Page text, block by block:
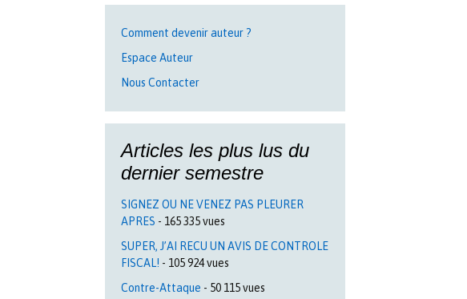
Comment devenir auteur ?
Espace Auteur
Nous Contacter
Articles les plus lus du
dernier semestre
SIGNEZ OU NE VENEZ PAS PLEURER
APRES - 165 335 vues
SUPER, J’AI RECU UN AVIS DE CONTROLE
FISCAL! - 105 924 vues
Contre-Attaque - 50 115 vues